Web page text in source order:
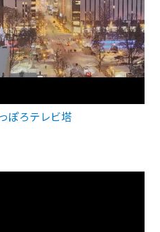
ぽろテレビ塔